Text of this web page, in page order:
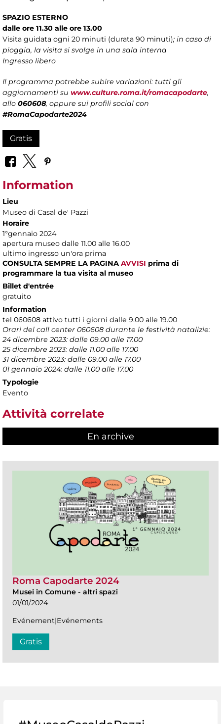
SPAZIO ESTERNO
dalle ore 11.30 alle ore 13.00
Visita guidata ogni 20 minuti (durata 90 minuti); in caso di
pioggia, la visita si svolge in una sala interna
Ingresso libero
Il programma potrebbe subire variazioni: tutti gli
aggiornamenti su www.culture.roma.it/romacapodarte,
allo 060608, oppure sui profili social con
#RomaCapodarte2024
Gratis
Information
Lieu
Museo di Casal de' Pazzi
Horaire
1°gennaio 2024
apertura museo dalle 11.00 alle 16.00
ultimo ingresso un'ora prima
CONSULTA SEMPRE LA PAGINA AVVISI prima di
programmare la tua visita al museo
Billet d'entrée
gratuito
Information
tel 060608 attivo tutti i giorni dalle 9.00 alle 19.00
Orari del call center 060608 durante le festività natalizie:
24 dicembre 2023: dalle 09.00 alle 17.00
25 dicembre 2023: dalle 11.00 alle 17.00
31 dicembre 2023: dalle 09.00 alle 17.00
01 gennaio 2024: dalle 11.00 alle 17.00
Typologie
Evento
Attività correlate
En archive
Roma Capodarte 2024
Musei in Comune - altri spazi
01/01/2024
Evénement|Evénements
Gratis